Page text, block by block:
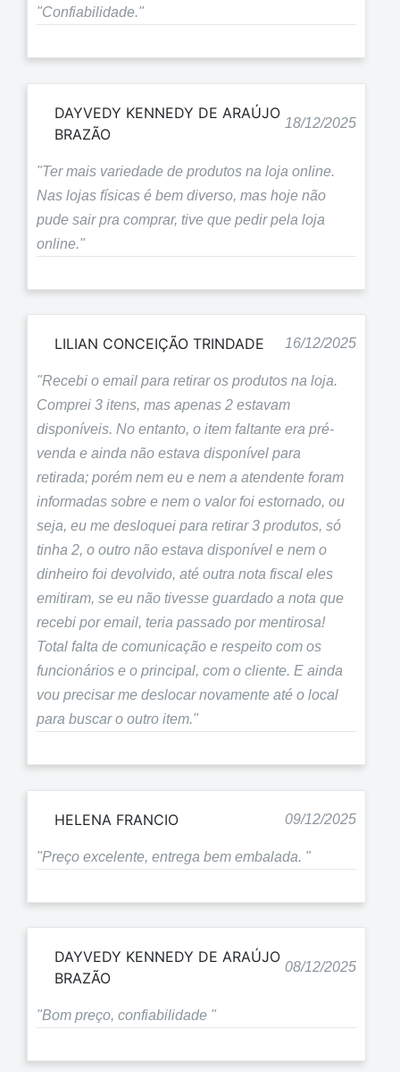
"Confiabilidade."
DAYVEDY KENNEDY DE ARAÚJO
BRAZÃO
18/12/2025
"Ter mais variedade de produtos na loja online.
Nas lojas físicas é bem diverso, mas hoje não
pude sair pra comprar, tive que pedir pela loja
online."
LILIAN CONCEIÇÃO TRINDADE 16/12/2025
"Recebi o email para retirar os produtos na loja.
Comprei 3 itens, mas apenas 2 estavam
disponíveis. No entanto, o item faltante era pré-
venda e ainda não estava disponível para
retirada; porém nem eu e nem a atendente foram
informadas sobre e nem o valor foi estornado, ou
seja, eu me desloquei para retirar 3 produtos, só
tinha 2, o outro não estava disponível e nem o
dinheiro foi devolvido, até outra nota fiscal eles
emitiram, se eu não tivesse guardado a nota que
recebi por email, teria passado por mentirosa!
Total falta de comunicação e respeito com os
funcionários e o principal, com o cliente. E ainda
vou precisar me deslocar novamente até o local
para buscar o outro item."
HELENA FRANCIO 09/12/2025
"Preço excelente, entrega bem embalada. "
DAYVEDY KENNEDY DE ARAÚJO
BRAZÃO
08/12/2025
"Bom preço, confiabilidade "